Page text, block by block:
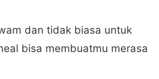
dan tidak biasa untuk
bisa membuatmu merasa